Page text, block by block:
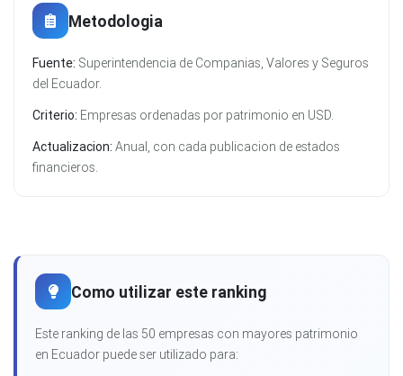
Metodologia
Fuente: Superintendencia de Companias, Valores y Seguros
del Ecuador.
Criterio: Empresas ordenadas por patrimonio en USD.
Actualizacion: Anual, con cada publicacion de estados
financieros.
Como utilizar este ranking
Este ranking de las 50 empresas con mayores patrimonio
en Ecuador puede ser utilizado para: